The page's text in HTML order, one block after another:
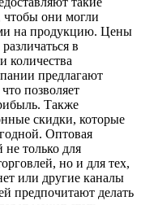
чтобы они могли
на продукцию. Цены
в
количества
предлагают
позволяет
Также
скидки, которые
Оптовая
только для
но и для тех,
или другие каналы
предпочитают делать